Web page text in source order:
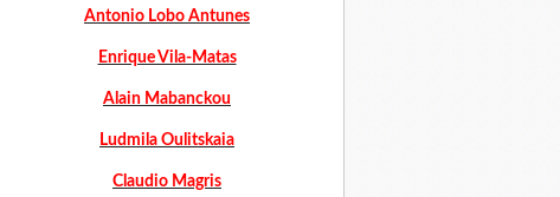
Antonio Lobo Antunes
Enrique Vila-Matas
Alain Mabanckou
Ludmila Oulitskaia
Claudio Magris